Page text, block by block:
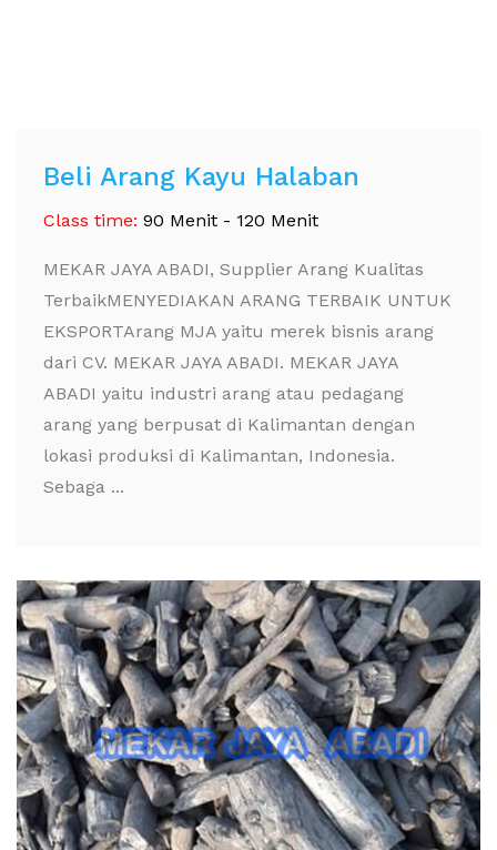
Beli Arang Kayu Halaban
Class time: 90 Menit - 120 Menit
MEKAR JAYA ABADI, Supplier Arang Kualitas
TerbaikMENYEDIAKAN ARANG TERBAIK UNTUK
EKSPORTArang MJA yaitu merek bisnis arang
dari CV. MEKAR JAYA ABADI. MEKAR JAYA
ABADI yaitu industri arang atau pedagang
arang yang berpusat di Kalimantan dengan
lokasi produksi di Kalimantan, Indonesia.
Sebaga ...